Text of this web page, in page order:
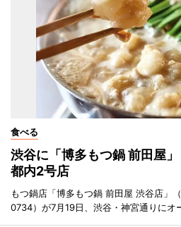
食べる
渋谷に「博多もつ鍋 前田屋
都内2号店
もつ鍋店「博多もつ鍋 前田屋 渋谷店」
0734）が7月19日、渋谷・神宮通りにオ